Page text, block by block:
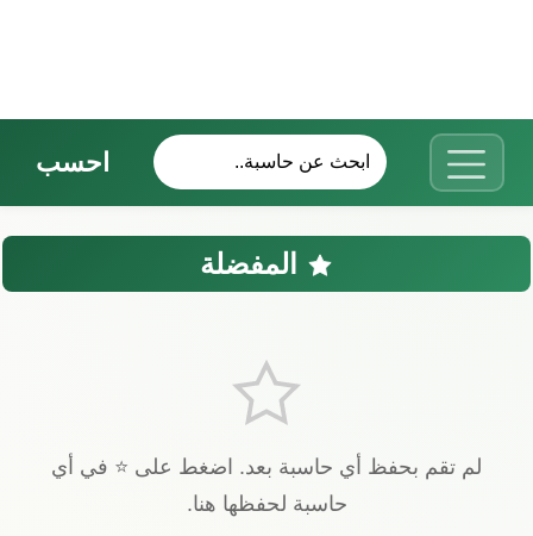
احسب
المفضلة
لم تقم بحفظ أي حاسبة بعد. اضغط على ⭐ في أي
حاسبة لحفظها هنا.